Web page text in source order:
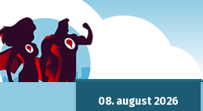
08. august 2026